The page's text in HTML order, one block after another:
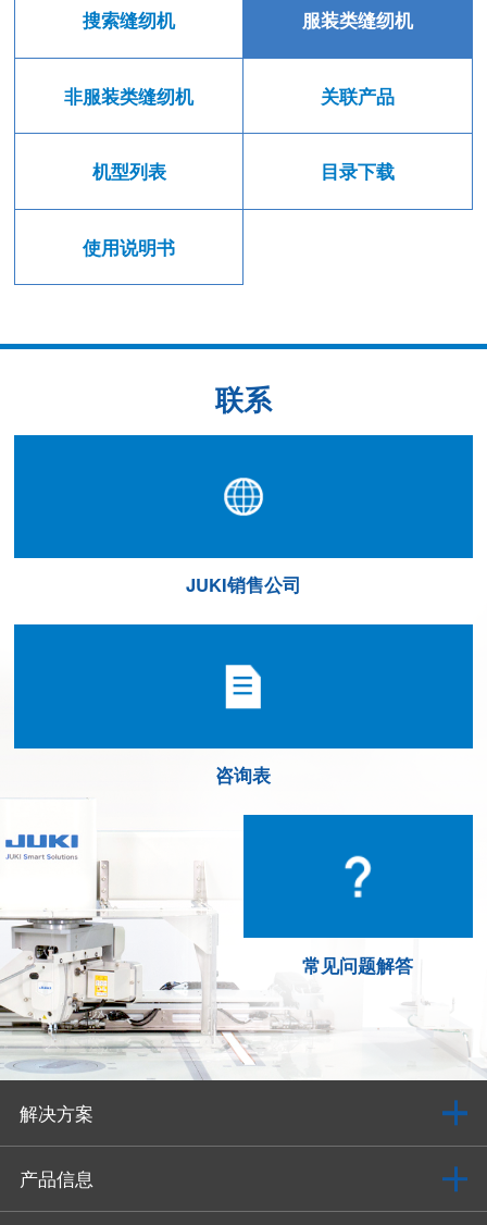
搜索缝纫机 服装类缝纫机
非服装类缝纫机 关联产品
机型列表 目录下载
使用说明书
联系
JUKI销售公司
咨询表
常见问题解答
解决方案
产品信息